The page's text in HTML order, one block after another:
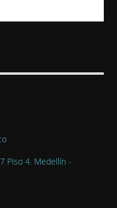
Piso 4. Medellín -